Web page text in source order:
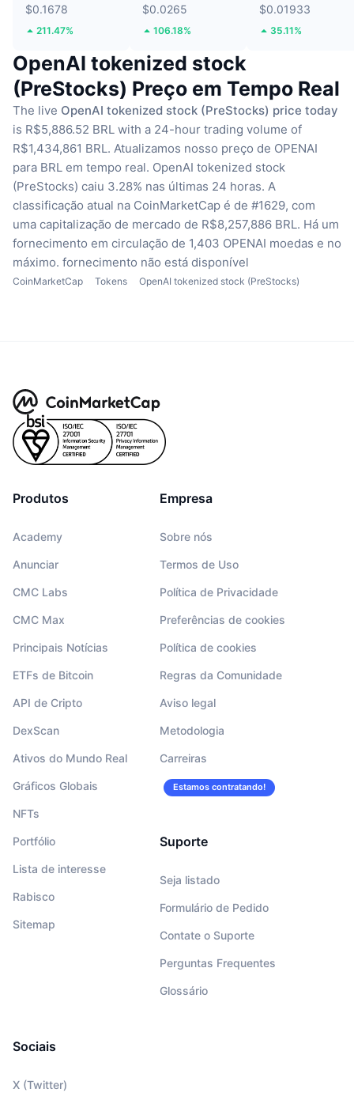
$0.1678
211.47%
$0.0265
106.18%
$0.01933
35.11%
OpenAI tokenized stock
(PreStocks) Preço em Tempo Real
The live OpenAI tokenized stock (PreStocks) price today
is R$5,886.52 BRL with a 24-hour trading volume of
R$1,434,861 BRL. Atualizamos nosso preço de OPENAI
para BRL em tempo real. OpenAI tokenized stock
(PreStocks) caiu 3.28% nas últimas 24 horas. A
classificação atual na CoinMarketCap é de #1629, com
uma capitalização de mercado de R$8,257,886 BRL. Há um
fornecimento em circulação de 1,403 OPENAI moedas e no
máximo. fornecimento não está disponível
CoinMarketCap Tokens OpenAI tokenized stock (PreStocks)
Produtos
Academy
Anunciar
CMC Labs
CMC Max
Principais Notícias
ETFs de Bitcoin
API de Cripto
DexScan
Ativos do Mundo Real
Gráficos Globais
NFTs
Portfólio
Lista de interesse
Rabisco
Sitemap
Empresa
Sobre nós
Termos de Uso
Política de Privacidade
Preferências de cookies
Política de cookies
Regras da Comunidade
Aviso legal
Metodologia
Carreiras
Estamos contratando!
Suporte
Seja listado
Formulário de Pedido
Contate o Suporte
Perguntas Frequentes
Glossário
Sociais
X (Twitter)